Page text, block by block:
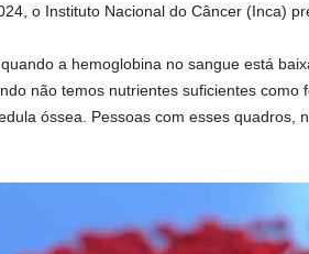
o Instituto Nacional do Câncer (Inca)
a hemoglobina no sangue está
não temos nutrientes suficientes
óssea. Pessoas com esses quadros,